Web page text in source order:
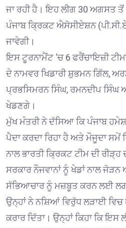
ਜਾ ਰਹੀ ਹੈ। ਇਹ ਲੀਗ 30 ਅਗਸਤ ਤੋਂ
ਪੰਜਾਬ ਕ੍ਰਿਕਟ ਐਸੋਸੀਏਸ਼ਨ
ਜਾਵੇਗੀ।
ਇਸ ਟੂਰਨਾਮੈਂਟ ‘ਚ 6 ਫਰੈਂਚਾਇਜ਼ੀ
ਦੇ ਨਾਮਵਰ ਖਿਡਾਰੀ ਸ਼ੁਭਮਨ ਗਿੱਲ,
ਪ੍ਰਭਸਿਮਰਨ ਸਿੰਘ, ਰਮਨਦੀਪ ਸਿੰਘ
ਖੇਡਣਗੇ।
ਮੁੱਖ ਮੰਤਰੀ ਨੇ ਦੱਸਿਆ ਕਿ ਪੰਜਾਬ
ਪੈਦਾ ਕਰਦਾ ਰਿਹਾ ਹੈ ਅਤੇ ਮੌਜੂਦਾ ਸਮੇਂ
ਨਾਲ ਭਾਰਤੀ ਕ੍ਰਿਕਟ ਟੀਮ ਦੀ
ਸਰਕਾਰ ਨੌਜਵਾਨਾਂ ਨੂੰ ਖੇਡਾਂ ਨਾਲ
ਸੱਭਿਆਚਾਰ ਨੂੰ ਮਜ਼ਬੂਤ ਕਰਨ ਲਈ
ਉਨ੍ਹਾਂ ਨੇ ਨਸ਼ਿਆਂ ਵਿਰੁੱਧ ਲੜਾਈ
ਕਰਾਰ ਦਿੱਤਾ। ਉਨ੍ਹਾਂ ਕਿਹਾ ਕਿ ਇਸ